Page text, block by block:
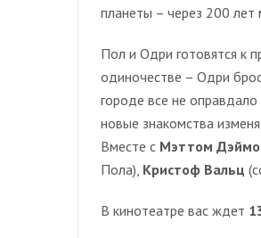
планеты – через 200
Пол и Одри готовятся к
одиночестве – Одри
городе все не
новые знакомства
Вместе с Мэттом
Пола), Кристоф Вальц
В кинотеатре вас ждет